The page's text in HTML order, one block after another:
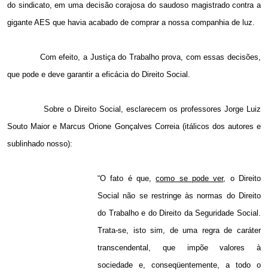
do sindicato, em uma decisão corajosa do saudoso magistrado contra a
gigante AES que havia acabado de comprar a nossa companhia de luz.
Com efeito, a Justiça do Trabalho prova, com essas decisões,
que pode e deve garantir a eficácia do Direito Social.
Sobre o Direito Social, esclarecem os professores Jorge Luiz
Souto Maior e Marcus Orione Gonçalves Correia (itálicos dos autores e
sublinhado nosso):
“O fato é que,como se pode ver, o Direito
Social não se restringe às normas do Direito
do Trabalho e do Direito da Seguridade Social.
Trata-se, isto sim, de uma regra de caráter
transcendental, que impõe valores à
sociedade e, conseqüentemente, a todo o